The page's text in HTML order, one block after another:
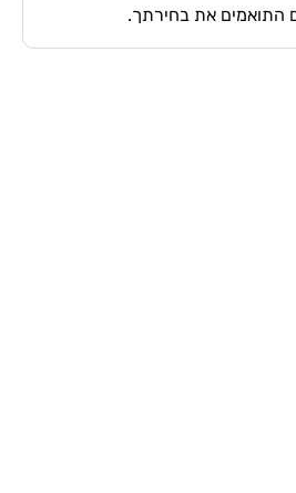
התואמים את בחירתך.